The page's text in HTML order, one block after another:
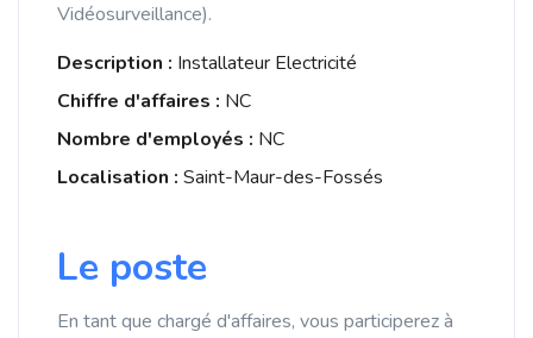
Vidéosurveillance).
Description : Installateur Electricité
Chiffre d'affaires : NC
Nombre d'employés : NC
Localisation : Saint-Maur-des-Fossés
Le poste
En tant que chargé d'affaires, vous participerez à